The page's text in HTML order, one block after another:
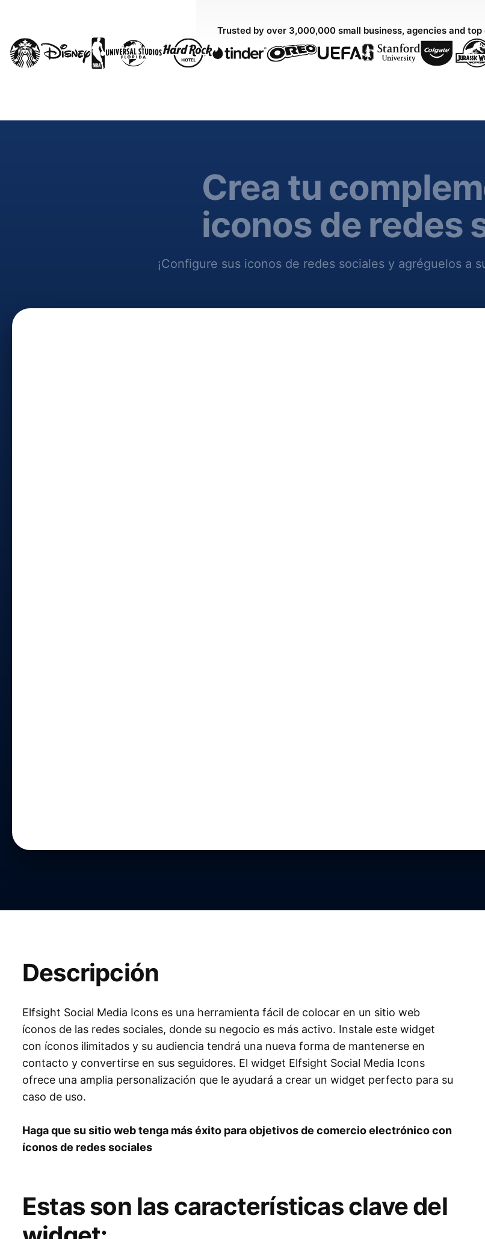
Trusted by over 3,000,000 small business, agencies and
Crea tu
iconos de redes
¡Configure sus iconos de redes sociales y agréguelos a
Descripción
Elfsight Social Media Icons es una herramienta fácil de colocar en un sitio web
íconos de las redes sociales, donde su negocio es más activo. Instale este widget
con íconos ilimitados y su audiencia tendrá una nueva forma de mantenerse en
contacto y convertirse en sus seguidores. El widget Elfsight Social Media Icons
ofrece una amplia personalización que le ayudará a crear un widget perfecto para su
caso de uso.
Haga que su sitio web tenga más éxito para objetivos de comercio electrónico con
íconos de redes sociales
Estas son las características clave del